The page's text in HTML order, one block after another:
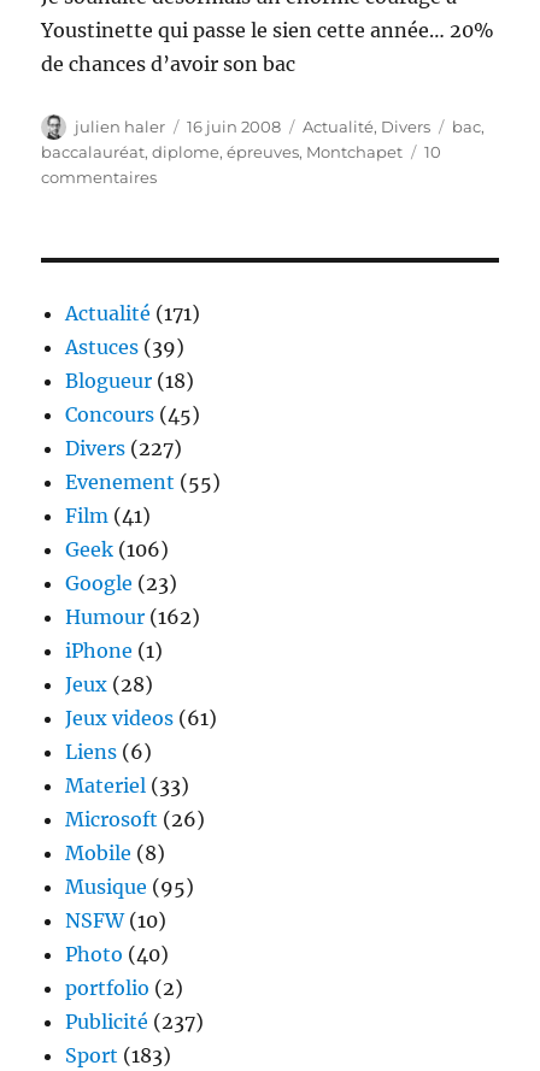
Youstinette qui passe le sien cette année… 20%
de chances d’avoir son bac
Auteur
julien haler
Publié
le
16 juin 2008 Catégories
Actualité, Divers Étiquettes
bac,
baccalauréat,diplome,épreuves, Montchapet
10
commentairessur
Actualité (171)
Astuces (39)
Blogueur (18)
Concours (45)
Divers (227)
Evenement (55)
Film (41)
Geek (106)
Google (23)
Humour (162)
iPhone (1)
Jeux (28)
Jeux videos (61)
Liens (6)
Materiel (33)
Microsoft (26)
Mobile (8)
Musique (95)
NSFW(10)
Photo (40)
portfolio (2)
Publicité (237)
Sport (183)